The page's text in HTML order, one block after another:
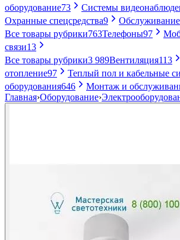
оборудование73 Системы
Охранные спецсредства9
Все товары рубрики763Телефоны97
связи13
Все товары рубрики3 989Вентиляция113
отопление97 Теплый пол и кабельные
оборудования646 Монтаж и
Главная›Оборудование›